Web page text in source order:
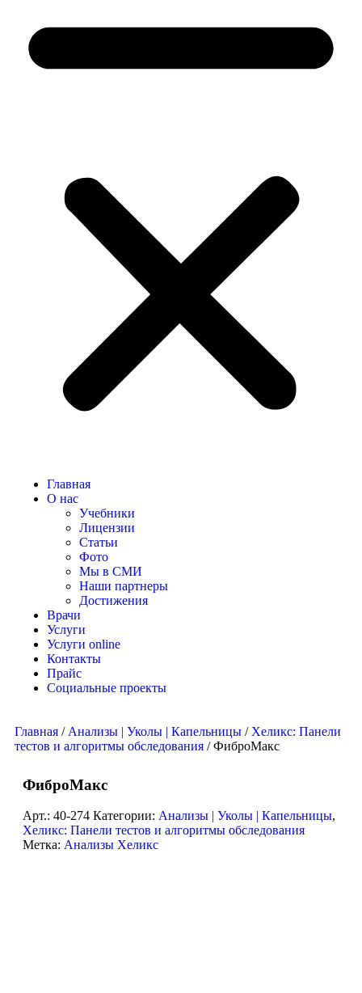
Главная
О нас
Учебники
Лицензии
Статьи
Фото
Мы в СМИ
Наши партнеры
Достижения
Врачи
Услуги
Услуги online
Контакты
Прайс
Социальные проекты
Главная / Анализы | Уколы | Капельницы / Хеликс: Панели
тестов и алгоритмы обследования / ФиброМакс
ФиброМакс
Арт.: 40-274 Категории: Анализы | Уколы | Капельницы,
Хеликс: Панели тестов и алгоритмы обследования
Метка: Анализы Хеликс